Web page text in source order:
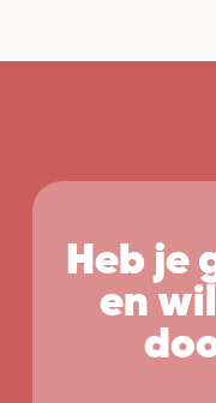
Heb je
en